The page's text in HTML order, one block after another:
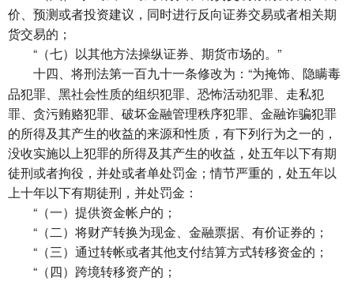
价、预测或者投资建议，同时进行反向证券交易或者相关期
货交易的；
“（七）以其他方法操纵证券、期货市场的。”
十四、 将刑法第一百九十一条修改为：“为掩饰、隐瞒毒
品犯罪、黑社会性质的组织犯罪、恐怖活动犯罪、走私犯
罪、贪污贿赂犯罪、破坏金融管理秩序犯罪、金融诈骗犯罪
的所得及其产生的收益的来源和性质，有下列行为之一的，
没收实施以上犯罪的所得及其产生的收益，处五年以下有期
徒刑或者拘役，并处或者单处罚金；情节严重的，处五年以
上十年以下有期徒刑，并处罚金：
“（一）提供资金帐户的；
“（二）将财产转换为现金、金融票据、有价证券的；
“（三）通过转帐或者其他支付结算方式转移资金的；
“（四）跨境转移资产的；